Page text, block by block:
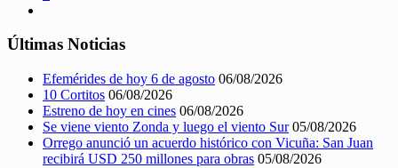
Últimas Noticias
Efemérides de hoy 6 de agosto 06/08/2026
10 Cortitos 06/08/2026
Estreno de hoy en cines 06/08/2026
Se viene viento Zonda y luego el viento Sur 05/08/2026
Orrego anunció un acuerdo histórico con Vicuña: San Juan
recibirá USD 250 millones para obras 05/08/2026